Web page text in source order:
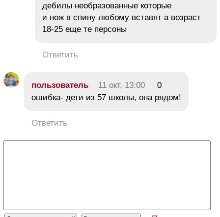
дебилы необразованные которые
и нож в спину любому вставят а возраст
18-25 еще те персоны
Ответить
пользователь 11 окт, 13:00
0
ошибка- дети из 57 школы, она рядом!
Ответить